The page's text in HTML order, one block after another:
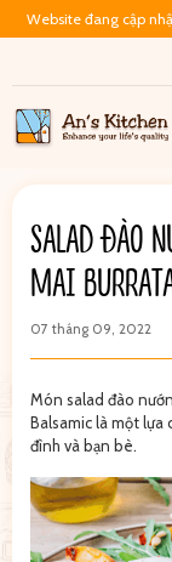
Website đang cập
SALAD ĐÀO
MAI
07 tháng 09, 2022
Món salad đào
Balsamic là một lựa
đình và bạn bè.